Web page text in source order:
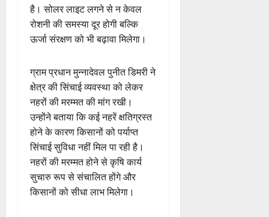
है। सोलर लाइट लगने से न केवल
रोशनी की समस्या दूर होगी बल्कि
ऊर्जा संरक्षण को भी बढ़ावा मिलेगा।
ग्राम प्रधान मुन्नादेवल पुनीत डिमरी ने
क्षेत्र की सिंचाई व्यवस्था को लेकर
नहरों की मरम्मत की मांग रखी।
उन्होंने बताया कि कई नहरें क्षतिग्रस्त
होने के कारण किसानों को पर्याप्त
सिंचाई सुविधा नहीं मिल पा रही है।
नहरों की मरम्मत होने से कृषि कार्य
सुचारु रूप से संचालित होंगे और
किसानों को सीधा लाभ मिलेगा।